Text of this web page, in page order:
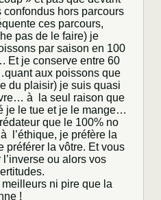
confondus hors parcours
ces parcours,
pas de le faire) je
par saison en 100
je conserve entre 60
aux poissons que
du plaisir) je suis quasi
à la seul raison que
je le tue et je le mange…
que le 100% no
l’éthique, je préfère la
préférer la vôtre. Et vous
ou alors vos
ni pire que la
!